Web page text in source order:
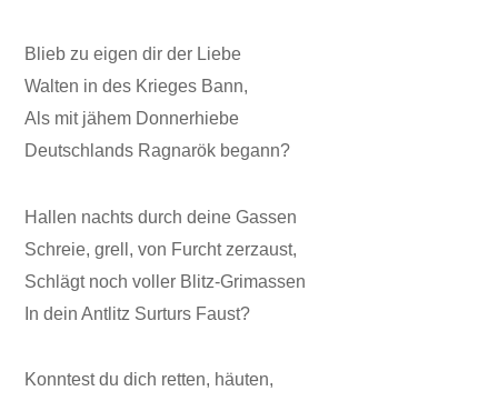
Blieb zu eigen dir der Liebe
Walten in des Krieges Bann,
Als mit jähem Donnerhiebe
Deutschlands Ragnarök begann?
Hallen nachts durch deine Gassen
Schreie, grell, von Furcht zerzaust,
Schlägt noch voller Blitz-Grimassen
In dein Antlitz Surturs Faust?
Konntest du dich retten, häuten,